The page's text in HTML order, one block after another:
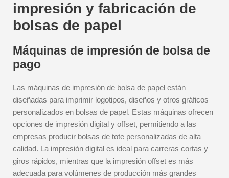
impresión y fabricación de
bolsas de papel
Máquinas de impresión de bolsa de
pago
Las máquinas de impresión de bolsa de papel están
diseñadas para imprimir logotipos, diseños y otros gráficos
personalizados en bolsas de papel. Estas máquinas ofrecen
opciones de impresión digital y offset, permitiendo a las
empresas producir bolsas de tote personalizadas de alta
calidad. La impresión digital es ideal para carreras cortas y
giros rápidos, mientras que la impresión offset es más
adecuada para volúmenes de producción más grandes